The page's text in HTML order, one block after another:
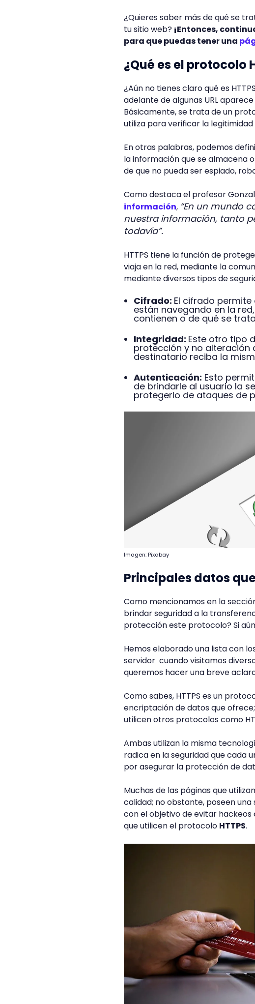
¿Quieres saber más de qué se
tu sitio web? ¡Entonces,
para que puedas tener una
¿Qué es el protocolo
¿Aún no tienes claro qué es
adelante de algunas URL
Básicamente, se trata de un
utiliza para verificar la
En otras palabras, podemos
la información que se almacena
de que no pueda ser espiado,
Como destaca el profesor
información, “En un mundo
nuestra información, tanto
todavía”.
HTTPS tiene la función de
viaja en la red, mediante la
mediante diversos tipos de
Cifrado: El cifrado
están navegando en la
contienen o de qué se
Integridad: Este otro tipo
protección y no alteración
destinatario reciba la
Autenticación: Esto
de brindarle al usuario la
protegerlo de ataques de
Imagen: Pixabay
Principales datos
Como mencionamos en la
brindar seguridad a la
protección este protocolo? Si
Hemos elaborado una lista con
servidor cuando visitamos
queremos hacer una breve
Como sabes, HTTPS es un
encriptación de datos que
utilicen otros protocolos como
Ambas utilizan la misma
radica en la seguridad que cada
por asegurar la protección de
Muchas de las páginas que
calidad; no obstante, poseen
con el objetivo de evitar hackeos
que utilicen el protocolo HTTPS.